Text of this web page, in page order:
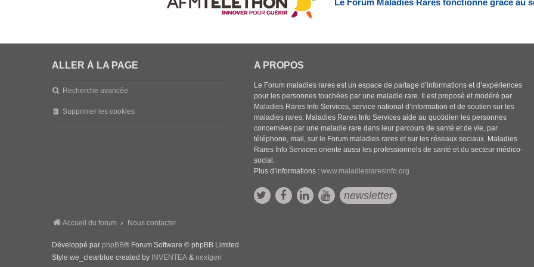
Le Forum Maladies Rares fonctionne grâce au
ALLER À LA PAGE
Recherche avancée
Supprimer les cookies
A PROPOS
Le Forum maladies rares est un espace de partage d’informations et d’expériences
pour les personnes touchées par une maladie rare. Il est proposé et modéré par
Maladies Rares Info Services, service national d’information et de soutien sur les
maladies rares. Maladies Rares Info Services aide au quotidien les personnes
concernées par une maladie rare dans leur parcours de santé et de vie, par
téléphone, mail, sur le Forum maladies rares et sur les réseaux sociaux. Maladies
Rares Info Services oriente aussi les professionnels de santé et du secteur médico-
social.
Plus d’informations :www.maladiesraresinfo.org
newsletter
Accueil du forum Nous contacter
Développé par phpBB® Forum Software © phpBB Limited
Style we_clearblue created by INVENTEA & nextgen